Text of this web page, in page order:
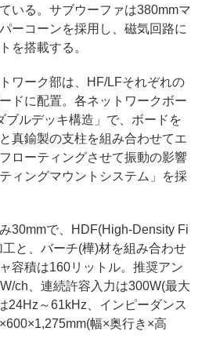
いる。サブウーファは380mmマ
ーコーンを採用し、磁気回路に
を搭載する。
ワーク部は、HF/LFそれぞれの
ドに配置。各ネットワークボー
ブルデッキ構造」で、ボードを
真鍮製の支柱を組み合わせてエ
ローティングさせて振動の影響
ィングマウントシステム」を採
30mmで、HDF(High-Density Fi
と、バーチ(樺)材を組み合わせ
容積は160リットル。推奨アン
ch、連続許容入力は300W(最大
24Hz～61kHz、インピーダンス
幅×奥行き×高